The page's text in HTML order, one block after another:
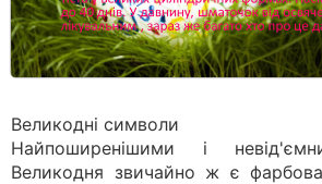
Великодні символи
Найпоширенішими і
Великодня звичайно ж є